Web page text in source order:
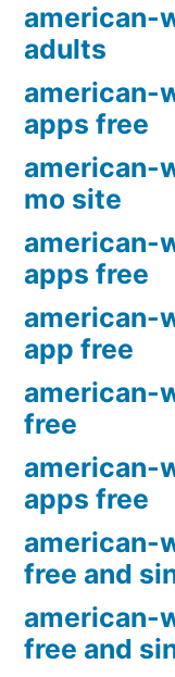
american-
adults
american-
apps free
american-
mo site
american-
apps free
american-
app free
american-
free
american-
apps free
american-
free and
american-
free and